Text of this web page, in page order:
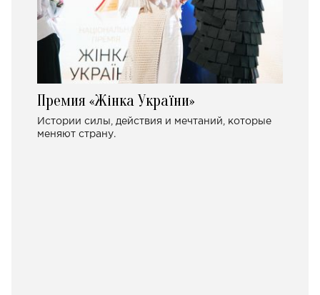
Премия «Жінка України»
Истории силы, действия и мечтаний, которые
меняют страну.